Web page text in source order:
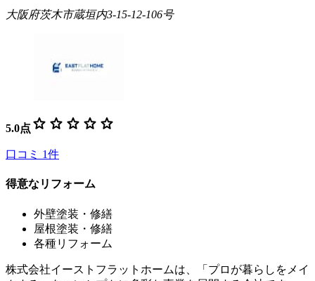
大阪府茨木市蔵垣内3-15-12-106号
5.0点 star star star star star
口コミ 1件
得意なリフォーム
外壁塗装・修繕
屋根塗装・修繕
各種リフォーム
株式会社イーストフラットホームは、「プロが暮らしをメイ